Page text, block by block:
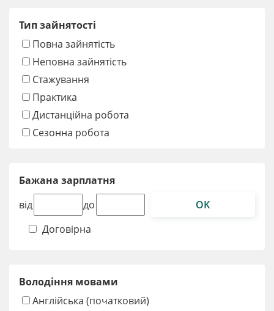
Тип зайнятості
Повна зайнятість
Неповна зайнятість
Стажування
Практика
Дистанційна робота
Сезонна робота
Бажана зарплатня
від
до
OK
Договірна
Володіння мовами
Англійська (початковий)